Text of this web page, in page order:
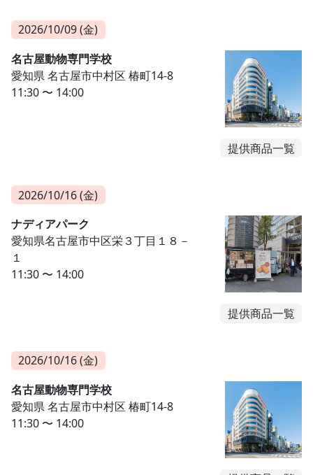
2026/10/09 (金)
名古屋動物専門学校
愛知県 名古屋市中村区 椿町14-8
11:30 〜 14:00
提供商品一覧
2026/10/16 (金)
ナディアパーク
愛知県名古屋市中区栄３丁目１８－
１
11:30 〜 14:00
提供商品一覧
2026/10/16 (金)
名古屋動物専門学校
愛知県 名古屋市中村区 椿町14-8
11:30 〜 14:00